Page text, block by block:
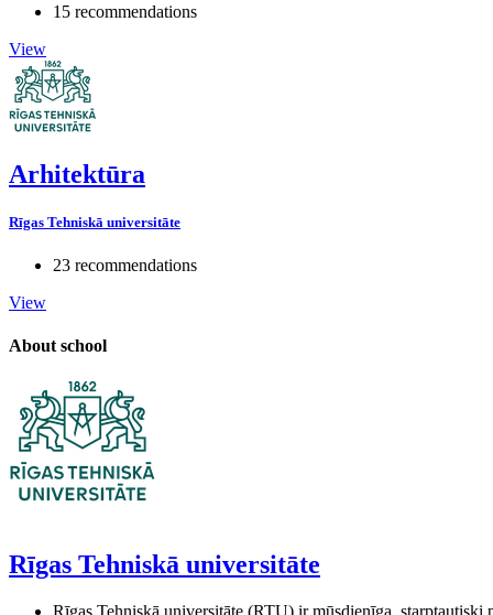
15 recommendations
View
Arhitektūra
Rīgas Tehniskā universitāte
23 recommendations
View
About school
Rīgas Tehniskā universitāte